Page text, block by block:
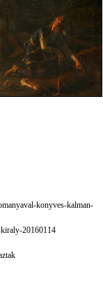
konyves-kalman-
20160114